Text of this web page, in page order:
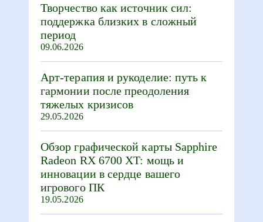
Творчество как источник сил:
поддержка близких в сложный
период
09.06.2026
Арт-терапия и рукоделие: путь к
гармонии после преодоления
тяжелых кризисов
29.05.2026
Обзор графической карты Sapphire
Radeon RX 6700 XT: мощь и
инновации в сердце вашего
игрового ПК
19.05.2026